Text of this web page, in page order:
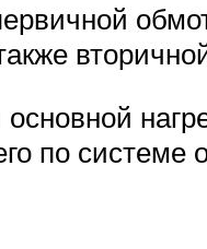
по системе